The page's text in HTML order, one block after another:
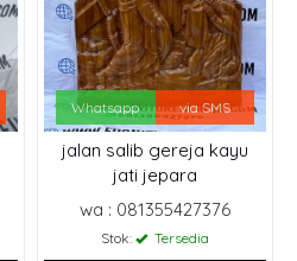
Whatsapp via SMS
jalan salib gereja kayu
jati jepara
wa : 081355427376
Stok: Tersedia